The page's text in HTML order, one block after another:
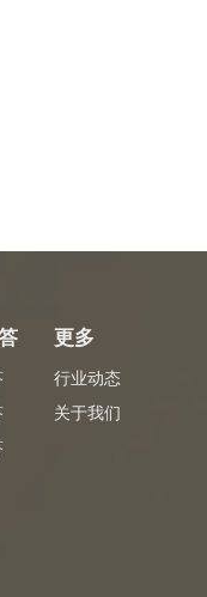
更多
行业动态
关于我们